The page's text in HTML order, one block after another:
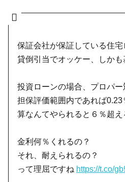
保証会社が保証している住
貸倒引当でオッケー、しか
投資ローンの場合、プロパ
担保評価範囲内であれば
算なんてやられると６％超え
金利何％くれるの？
それ、耐えられるの？
って理屈ですね https://t.co/